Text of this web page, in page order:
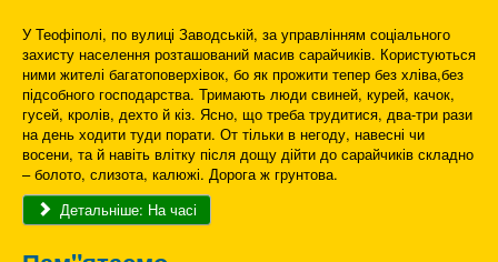
У Теофіполі, по вулиці Заводській, за управлінням соціального
захисту населення розташований масив сарайчиків. Користуються
ними жителі багатоповерхівок, бо як прожити тепер без хліва,без
підсобного господарства. Тримають люди свиней, курей, качок,
гусей, кролів, дехто й кіз. Ясно, що треба трудитися, два-три рази
на день ходити туди порати. От тільки в негоду, навесні чи
восени, та й навіть влітку після дощу дійти до сарайчиків складно
– болото, слизота, калюжі. Дорога ж грунтова.
Детальніше: На часі